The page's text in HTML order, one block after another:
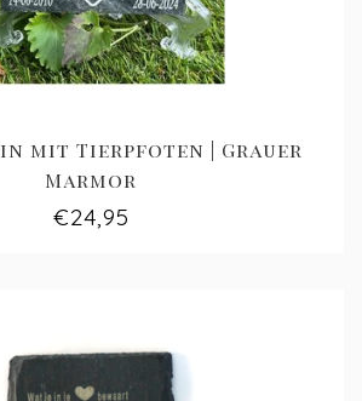
mit Tierpfoten | Grauer
Marmor
€24,95